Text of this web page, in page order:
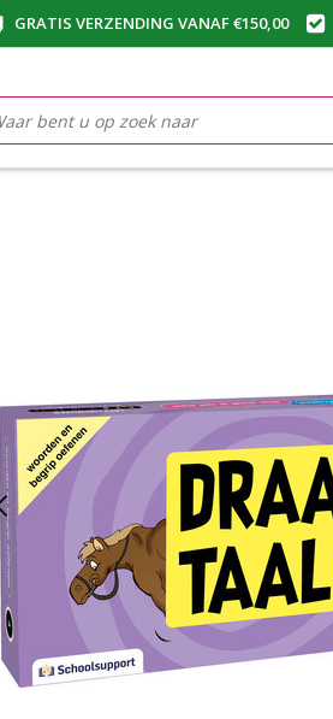
GRATIS VERZENDING VANAF €150,00